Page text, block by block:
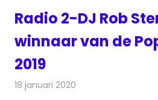
Radio 2-DJ Rob
winnaar van de
2019
18 januari 2020